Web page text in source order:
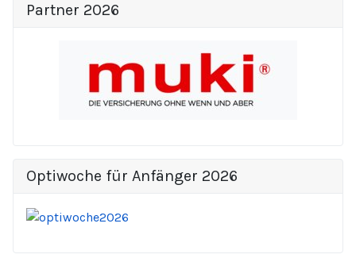
Partner 2026
Optiwoche für Anfänger 2026